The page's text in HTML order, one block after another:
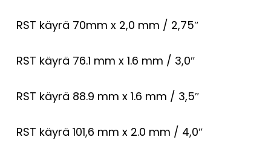
RST käyrä 70mm x 2,0 mm / 2,75″
RST käyrä 76.1 mm x 1.6 mm / 3,0″
RST käyrä 88.9 mm x 1.6 mm / 3,5″
RST käyrä 101,6 mm x 2.0 mm / 4,0″